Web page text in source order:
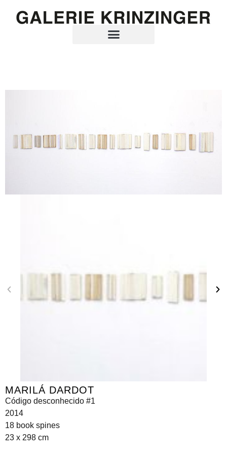
MARILÁ DARDOT
Código desconhecido #1
2014
18 book spines
23 x 298 cm